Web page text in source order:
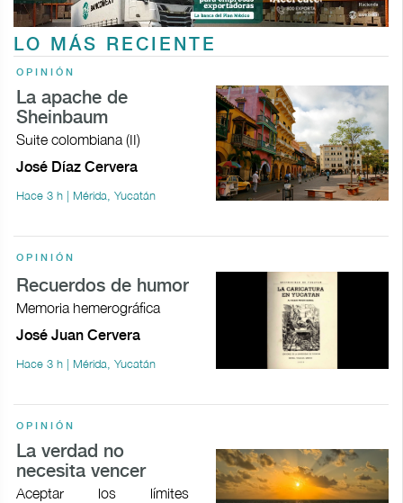
LO MÁS RECIENTE
OPINIÓN
La apache de
Sheinbaum
Suite colombiana (II)
José Díaz Cervera
Hace 3 h | Mérida, Yucatán
OPINIÓN
Recuerdos de humor
Memoria hemerográfica
José Juan Cervera
Hace 3 h | Mérida, Yucatán
OPINIÓN
La verdad no
necesita vencer
Aceptar los límites